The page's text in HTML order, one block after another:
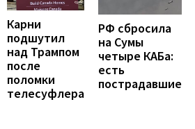
Карни
подшутил
над Трампом
после
поломки
телесуфлера
РФ сбросила
на Сумы
четыре КАБа:
есть
пострадавшие